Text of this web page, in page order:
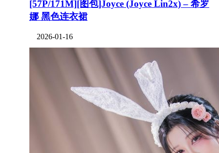
[57P/171M][图包]Joyce (Joyce Lin2x) – 希罗
娜 黑色连衣裙
2026-01-16